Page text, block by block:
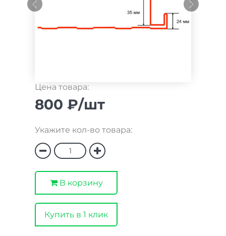
Цена товара:
800 ₽/шт
Укажите кол-во товара:
В корзину
Купить в 1 клик